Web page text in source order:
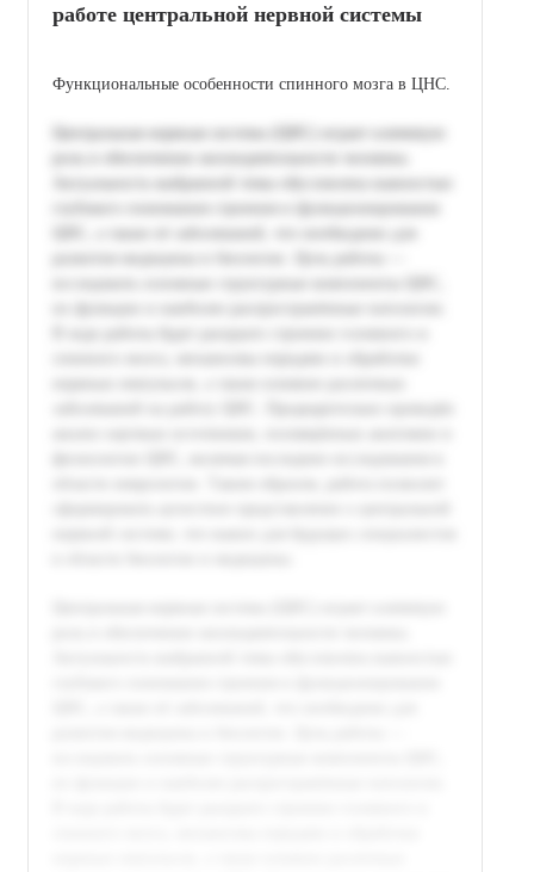
работе центральной нервной системы
Функциональные особенности спинного мозга в ЦНС.